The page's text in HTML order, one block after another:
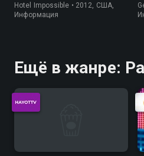
Hotel Impossible • 2012, США,
Информация
Ещё в жанре: